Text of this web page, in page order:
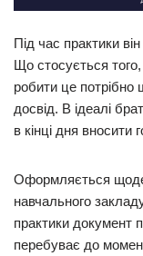
Під час практики
Що стосується
робити це
досвід. В ідеалі
в кінці дня вносити
Оформляється
навчального
практики документ
перебуває до